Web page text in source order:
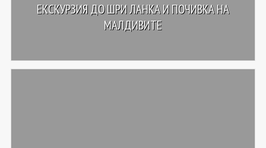
КОНТАКТИЕКСКУРЗИЯ ДО ШРИ ЛАНКА И ПОЧИВКА НА
МАЛДИВИТЕ